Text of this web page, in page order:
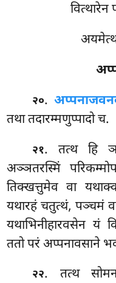
अयमेत्थ
२०.
तथा तदारम्मणुप्पादो च.
२१. तत्थ हि
अञ्ञतरस्मिं
तिक्खत्तुमेव वा
यथारहं चतुत्थं, पञ्चमं
यथाभिनीहारवसेन यं
ततो परं अप्पनावसाने
२२. तत्थ